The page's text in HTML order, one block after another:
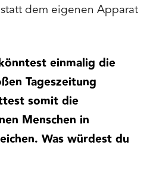
dem eigenen Apparat
einmalig die
Tageszeitung
somit die
Menschen in
Was würdest du